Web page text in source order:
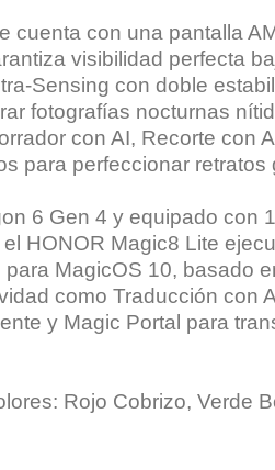
cuenta con una pantalla
visibilidad perfecta
Sensing con doble
fotografías nocturnas
con AI, Recorte con
para perfeccionar retratos
6 Gen 4 y equipado con
HONOR Magic8 Lite
MagicOS 10, basado
como Traducción con
y Magic Portal para
Rojo Cobrizo, Verde